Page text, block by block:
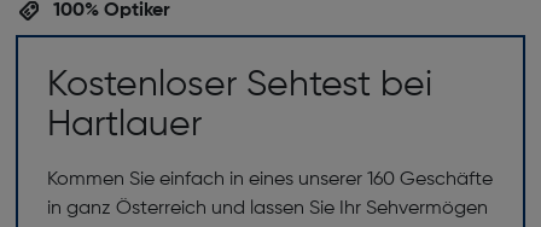
100% Optiker
Kostenloser Sehtest bei
Hartlauer
Kommen Sie einfach in eines unserer 160 Geschäfte
in ganz Österreich und lassen Sie Ihr Sehvermögen